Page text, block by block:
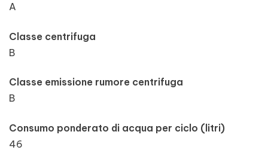
A
Classe centrifuga
B
Classe emissione rumore centrifuga
B
Consumo ponderato di acqua per ciclo (litri)
46